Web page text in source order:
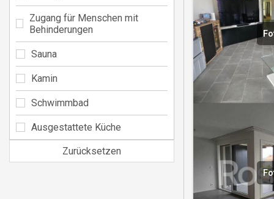
Zugang für Menschen mit
Behinderungen
Sauna
Kamin
Schwimmbad
Ausgestattete Küche
Zurücksetzen